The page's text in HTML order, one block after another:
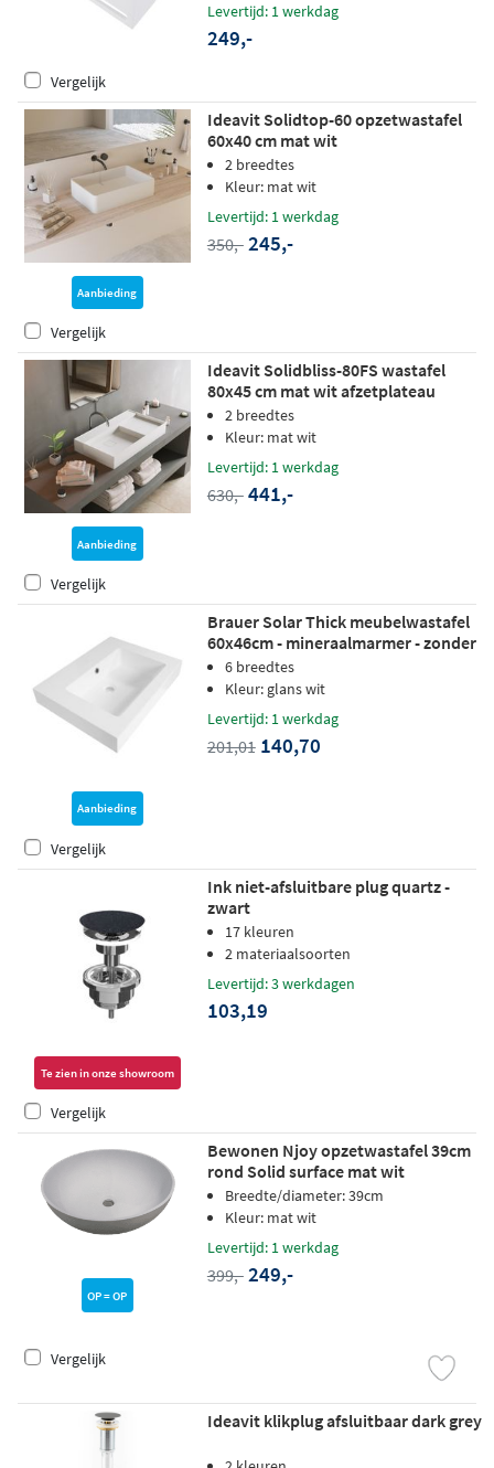
Levertijd: 1 werkdag
249,-
Vergelijk
Aanbieding
Ideavit Solidtop-60 opzetwastafel
60x40 cm mat wit
2 breedtes
Kleur: mat wit
Levertijd: 1 werkdag
350,- 245,-
Vergelijk
Aanbieding
Ideavit Solidbliss-80FS wastafel
80x45 cm mat wit afzetplateau
achter/rechts
2 breedtes
Kleur: mat wit
Levertijd: 1 werkdag
630,- 441,-
Vergelijk
Aanbieding
Brauer Solar Thick meubelwastafel
60x46cm - mineraalmarmer - zonder
kraangat - zijdeglans wit
6 breedtes
Kleur: glans wit
Levertijd: 1 werkdag
201,01 140,70
Vergelijk
Te zien in onze showroom
Ink niet-afsluitbare plug quartz -
zwart
17 kleuren
2 materiaalsoorten
Levertijd: 3 werkdagen
103,19
Vergelijk
OP = OP
Bewonen Njoy opzetwastafel 39cm
rond Solid surface mat wit
Breedte/diameter: 39cm
Kleur: mat wit
Levertijd: 1 werkdag
399,- 249,-
Vergelijk
Ideavit klikplug afsluitbaar dark grey